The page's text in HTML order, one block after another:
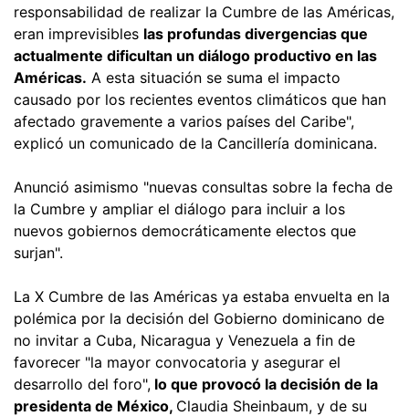
responsabilidad de realizar la Cumbre de las Américas,
eran imprevisibles las profundas divergencias que
actualmente dificultan un diálogo productivo en las
Américas. A esta situación se suma el impacto
causado por los recientes eventos climáticos que han
afectado gravemente a varios países del Caribe",
explicó un comunicado de la Cancillería dominicana.
Anunció asimismo "nuevas consultas sobre la fecha de
la Cumbre y ampliar el diálogo para incluir a los
nuevos gobiernos democráticamente electos que
surjan".
La X Cumbre de las Américas ya estaba envuelta en la
polémica por la decisión del Gobierno dominicano de
no invitar a Cuba, Nicaragua y Venezuela a fin de
favorecer "la mayor convocatoria y asegurar el
desarrollo del foro", lo que provocó la decisión de la
presidenta de México, Claudia Sheinbaum, y de su